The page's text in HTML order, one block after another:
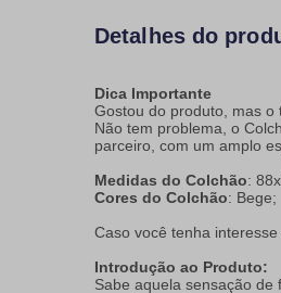
Detalhes do
Dica Importante
Gostou do produto, mas o
Não tem problema, o
parceiro, com um amplo
Medidas do Colchão:
Cores do Colchão: Bege;
Caso você tenha
Introdução ao Produto:
Sabe aquela sensação